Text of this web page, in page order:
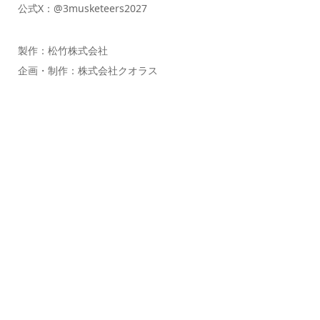
公式X：@3musketeers2027
製作：松竹株式会社
企画・制作：株式会社クオラス